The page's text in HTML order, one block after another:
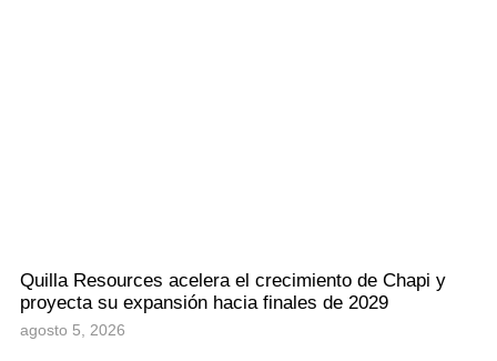
Quilla Resources acelera el crecimiento de Chapi y
proyecta su expansión hacia finales de 2029
agosto 5, 2026